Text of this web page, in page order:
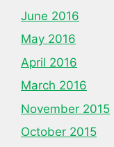
June 2016
May 2016
April 2016
March 2016
November 2015
October 2015